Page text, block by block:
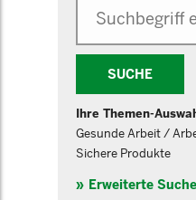
SUCHE
Ihre Themen-
Gesunde Arbeit /
Sichere Produkte
Erweiterte Suche